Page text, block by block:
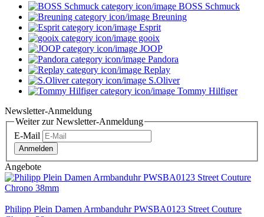
BOSS Schmuck
Breuning
Esprit
gooix
JOOP
Pandora
Replay
S.Oliver
Tommy Hilfiger
Newsletter-Anmeldung
Weiter zur Newsletter-Anmeldung
E-Mail
Anmelden
Angebote
Philipp Plein Damen Armbanduhr PWSBA0123 Street Couture